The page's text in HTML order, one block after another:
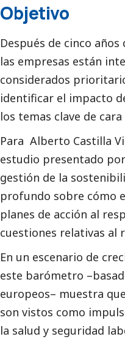
Objetivo
Después de cinco
las empresas están
considerados
identificar el impacto
los temas clave de cara
Para Alberto Castilla
estudio presentado
gestión de la
profundo sobre cómo
planes de acción al
cuestiones relativas
En un escenario de
este barómetro
europeos– muestra
son vistos como
la salud y seguridad